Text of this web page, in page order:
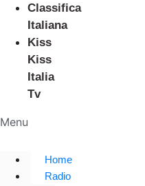
Classifica
Italiana
Kiss
Kiss
Italia
Tv
Menu
Home
Radio